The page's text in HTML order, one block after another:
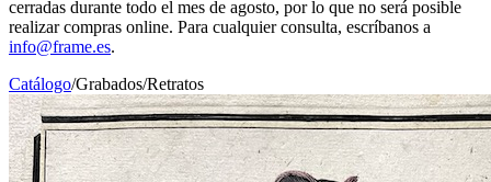
cerradas durante todo el mes de agosto, por lo que no será posible
realizar compras online. Para cualquier consulta, escríbanos a
info@frame.es.
Catálogo/Grabados/Retratos